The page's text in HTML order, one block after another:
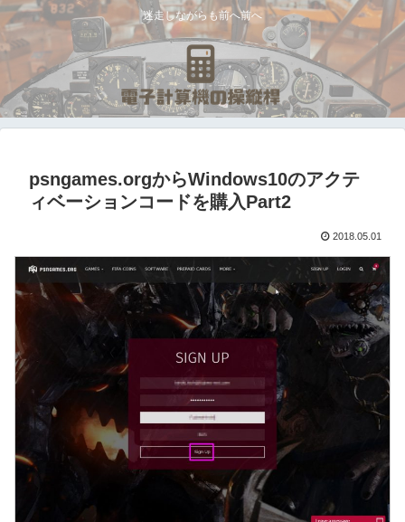
迷走しながらも前へ前へ
psngames.orgからWindows10のアクテ
ィベーションコードを購入Part2
2018.05.01